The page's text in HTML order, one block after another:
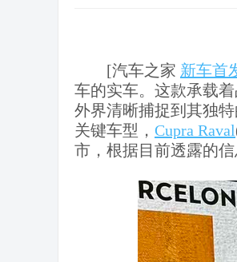
[汽车之家 新车首
车的实车。这款承载
外界清晰捕捉到其独
关键车型， Cupra Raval
市，根据目前透露的信